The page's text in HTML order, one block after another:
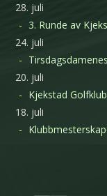
28. juli
3. Runde av
24. juli
20. juli
Kjekstad
18. juli